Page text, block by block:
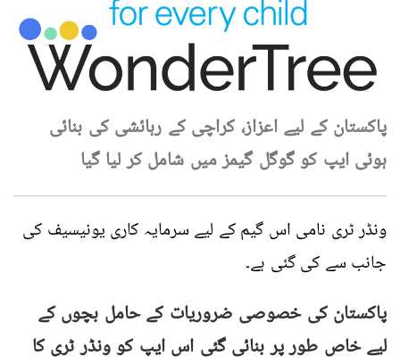
پاکستان کے لیے اعزاز، کراچی کے رہائشی کی بنائی
ہوئی ایپ کو گوگل گیمز میں شامل کر لیا گیا
ونڈر ٹری نامی اس گیم کے لیے سرمایہ کاری یونیسیف کی
جانب سے کی گئی ہے۔
پاکستان کی خصوصی ضروریات کے حامل بچوں کے
لیے خاص طور پر بنائی گئی اس ایپ کو ونڈر ٹری کا